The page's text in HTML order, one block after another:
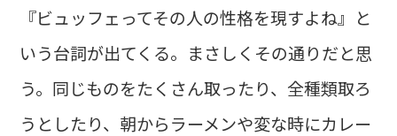
『ビュッフェってその人の性格を現すよね』と
いう台詞が出てくる。まさしくその通りだと思
う。同じものをたくさん取ったり、全種類取ろ
うとしたり、朝からラーメンや変な時にカレー